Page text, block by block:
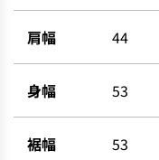
肩幅 44
身幅 53
裾幅 53